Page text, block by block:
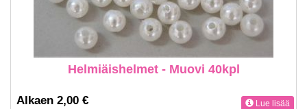
Helmiäishelmet - Muovi 40kpl
Alkaen 2,00 € Lue lisää